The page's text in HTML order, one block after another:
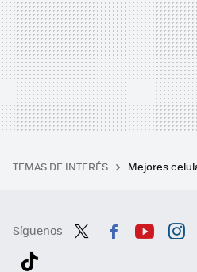
TEMAS DE INTERÉS Mejores
Síguenos